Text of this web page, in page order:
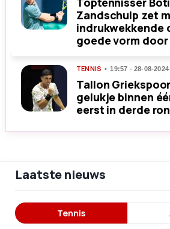
Zandschulp zet
indrukwekkende
goede vorm door
TENNIS 19:57 - 28-08-2024
Tallon
gelukje binnen
eerst in derde
Laatste nieuws
Tennis